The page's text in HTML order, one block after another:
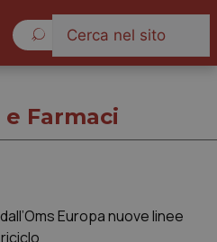
e Farmaci